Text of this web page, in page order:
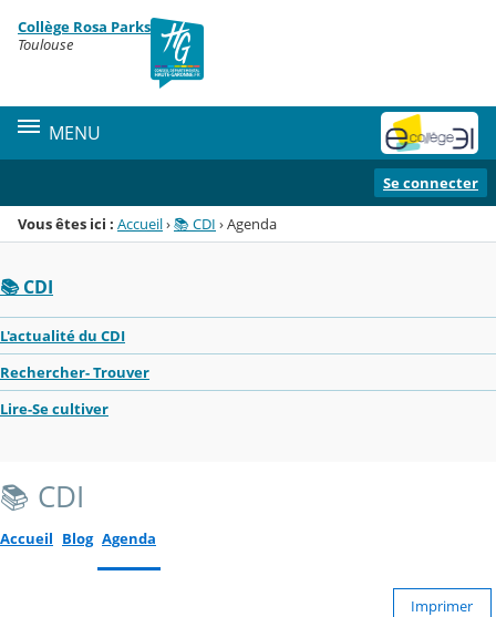
Menu de la rubrique
Contenu
Collège Rosa Parks
Toulouse
MENU
Se connecter
Vous êtes ici : Accueil›📚 CDI ›Agenda
📚 CDI
L'actualité du CDI
Rechercher- Trouver
Lire-Se cultiver
📚 CDI
Accueil Blog Agenda
Imprimer